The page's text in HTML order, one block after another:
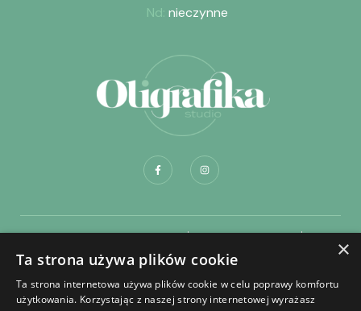
Nd: nieczynne
Regulamin składania zamówień na portrety
Regulamin zakładania konta
Polityka prywatności
×
Ta strona używa plików cookie
Ta strona internetowa używa plików cookie w celu poprawy komfortu
użytkowania. Korzystając z naszej strony internetowej wyrażasz